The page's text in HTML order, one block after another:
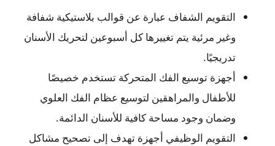
التقويم الشفاف عبارة عن قوالب بلاستيكية شفافة
وغير مرئية يتم تغييرها كل أسبوعين لتحريك الأسنان
تدريجيًا.
أجهزة توسيع الفك المتحركة تستخدم خصيصًا
للأطفال والمراهقين لتوسيع عظام الفك العلوي
وضمان وجود مساحة كافية للأسنان الدائمة.
التقويم الوظيفي أجهزة تهدف إلى تصحيح مشاكل